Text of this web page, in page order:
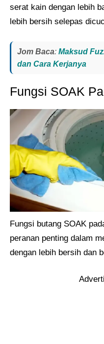
serat kain dengan lebih
lebih bersih selepas
Jom Baca: Maksud
dan Cara Kerjanya
Fungsi SOAK
Fungsi butang SOAK
peranan penting dalam
dengan lebih bersih dan